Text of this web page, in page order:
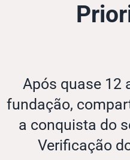
Após quase 12
fundação,
a conquista do
Verificação